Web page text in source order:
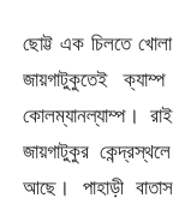
ছোট্ট এক চিলতে
জায়গাটুকুতেই
কোলম্যানল্যাম্প।
জায়গাটুকুর
আছে। পাহাড়ী